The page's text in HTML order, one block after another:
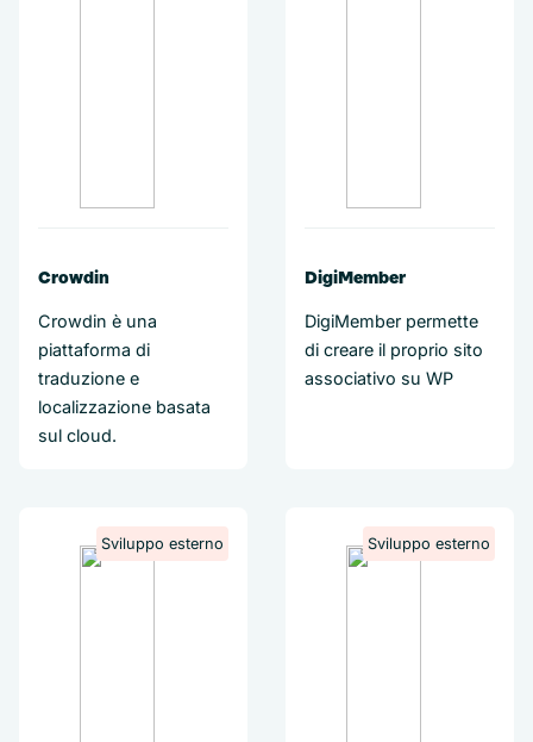
Crowdin
Crowdin è una
piattaforma di
traduzione e
localizzazione basata
sul cloud.
DigiMember
DigiMember permette
di creare il proprio sito
associativo su WP
Sviluppo esterno Sviluppo esterno